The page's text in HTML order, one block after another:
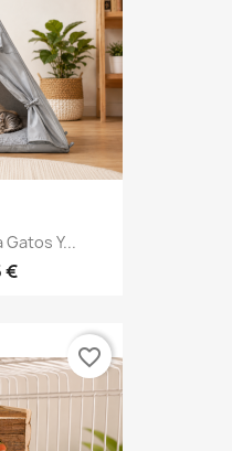
Gatos Y...
€
favorite_border